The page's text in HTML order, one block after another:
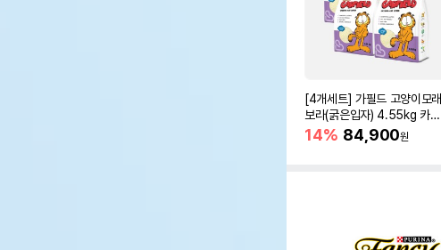
[4개세트] 가필드 고양이모래
보라(굵은입자) 4.55kg 카사
바모래
14% 84,900원